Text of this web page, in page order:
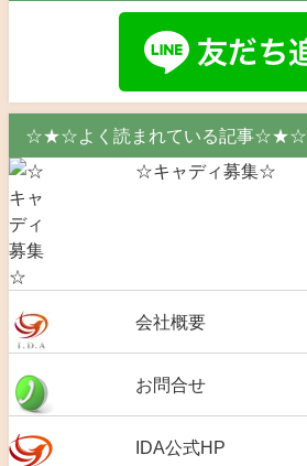
☆★☆よく読まれている記事☆★☆
☆キャディ募集☆
会社概要
お問合せ
IDA公式HP